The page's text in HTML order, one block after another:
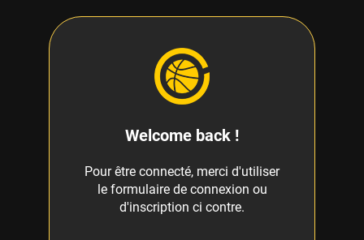
Welcome back !
Pour être connecté, merci d'utiliser
le formulaire de connexion ou
d'inscription ci contre.